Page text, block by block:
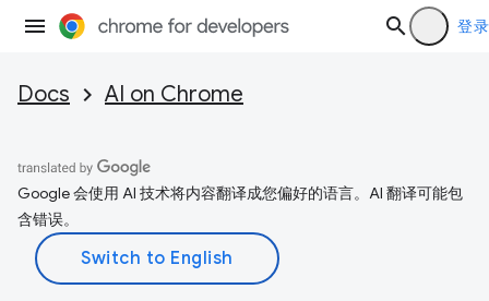
登录
Docs AI on Chrome
Google 会使用 AI 技术将内容翻译成您偏好的语言。AI 翻译可能包
含错误。